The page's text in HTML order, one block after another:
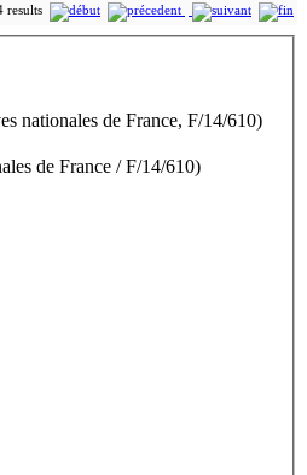
results
nationales de France, F/14/610)
de France / F/14/610)